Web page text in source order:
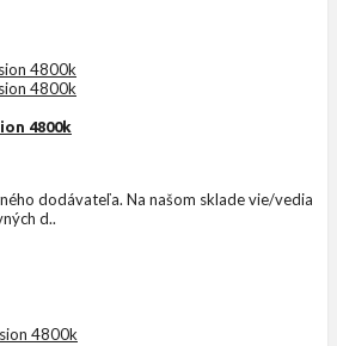
4800k
dodávateľa. Na našom sklade vie/vedia
d..